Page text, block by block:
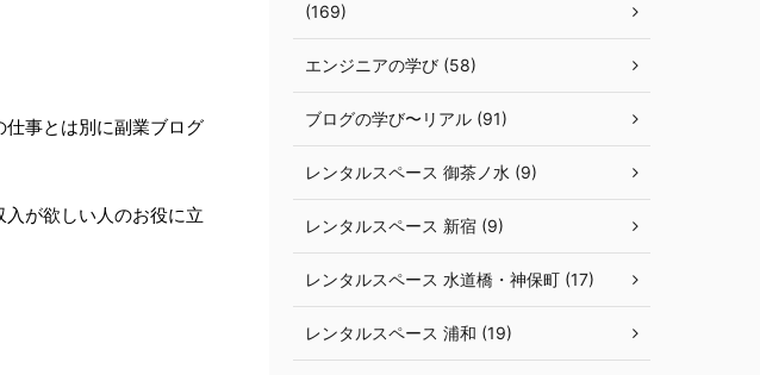
事とは別に副業ブログ
が欲しい人のお役に立
(169)
エンジニアの学び (58)
ブログの学び〜リアル (91)
レンタルスペース 御茶ノ水 (9)
レンタルスペース 新宿 (9)
レンタルスペース 水道橋・神保町 (17)
レンタルスペース 浦和 (19)